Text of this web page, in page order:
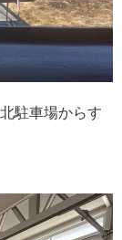
駐車場からす